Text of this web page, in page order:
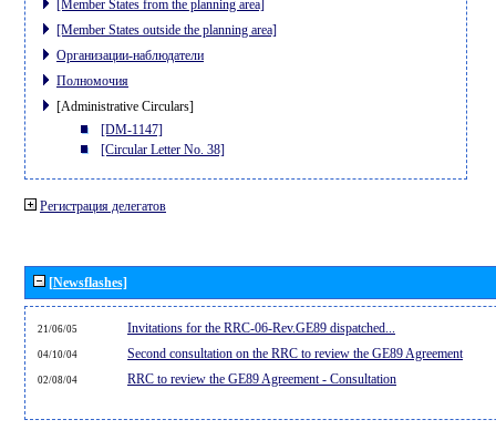
[Member States from the planning area]
[Member States outside the planning area]
Организации-наблюдатели
Полномочия
[Administrative Circulars]
[DM-1147]
[Circular Letter No. 38]
Регистрация делегатов
[Newsflashes]
21/06/05 Invitations for the RRC-06-Rev.GE89 dispatched...
04/10/04 Second consultation on the RRC to review the GE89 Agreement
02/08/04 RRC to review the GE89 Agreement - Consultation